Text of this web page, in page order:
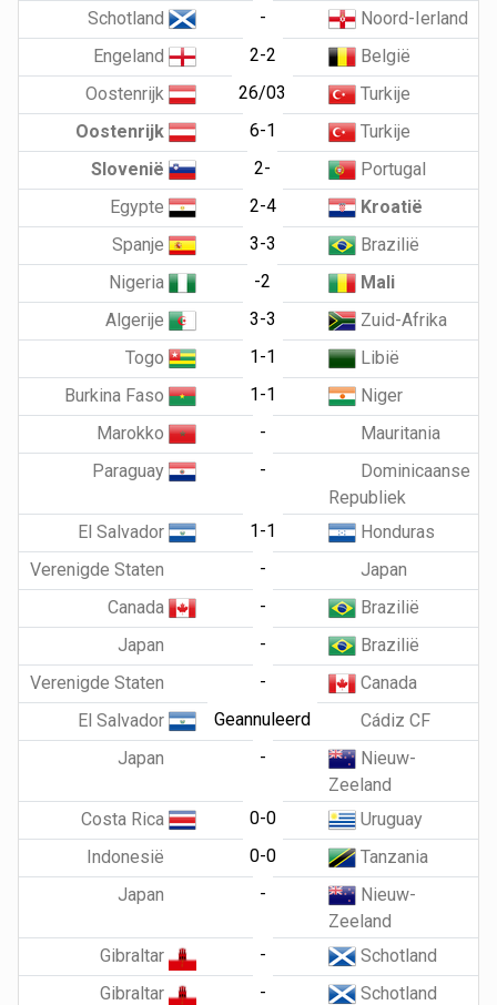
Schotland
-
Noord-Ierland
Engeland
2-2
België
Oostenrijk
26/03
Turkije
Oostenrijk
6-1
Turkije
Slovenië
2-
Portugal
Egypte
2-4
Kroatië
Spanje
3-3
Brazilië
Nigeria
-2
Mali
Algerije
3-3
Zuid-Afrika
Togo
1-1
Libië
Burkina Faso
1-1
Niger
Marokko
-
Mauritania
Paraguay
-
Dominicaanse
Republiek
El Salvador
1-1
Honduras
Verenigde Staten
-
Japan
Canada
-
Brazilië
Japan
-
Brazilië
Verenigde Staten
-
Canada
El Salvador
Geannuleerd
Cádiz CF
Japan
-
Nieuw-
Zeeland
Costa Rica
0-0
Uruguay
Indonesië
0-0
Tanzania
Japan
-
Nieuw-
Zeeland
Gibraltar
-
Schotland
Gibraltar
-
Schotland